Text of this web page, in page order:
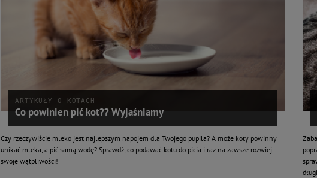
ARTYKUŁY O KOTACH
Co powinien pić kot?? Wyjaśniamy
Czy rzeczywiście mleko jest najlepszym napojem dla Twojego pupila? A może koty powinny
unikać mleka, a pić samą wodę? Sprawdź, co podawać kotu do picia i raz na zawsze rozwiej
swoje wątpliwości!